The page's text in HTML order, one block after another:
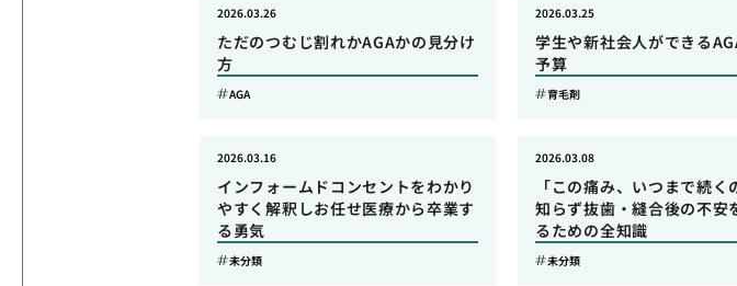
ただのつむじ割れかAGAかの見分け
方
2026.03.26
AGA
学生や新社会人ができる
予算
2026.03.25
育毛剤
インフォームドコンセントをわかり
やすく解釈しお任せ医療から卒業す
る勇気
2026.03.16
未分類
「この痛み、いつまで続く
知らず抜歯・縫合後の不安
るための全知識
2026.03.08
未分類